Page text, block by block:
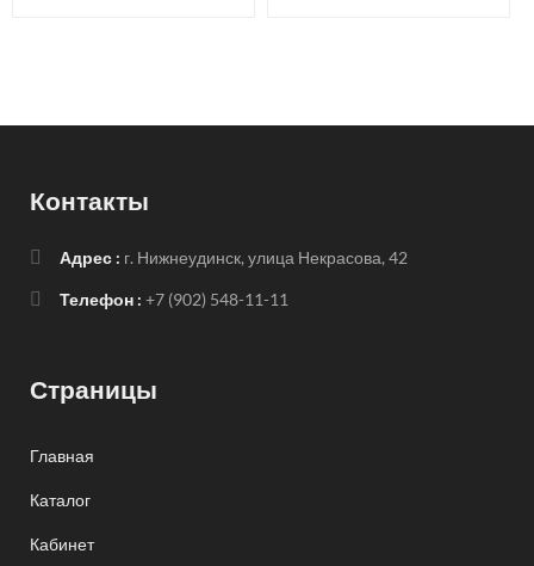
Контакты
Адрес : г. Нижнеудинск, улица Некрасова, 42
Телефон : +7 (902) 548-11-11
Страницы
Главная
Каталог
Кабинет